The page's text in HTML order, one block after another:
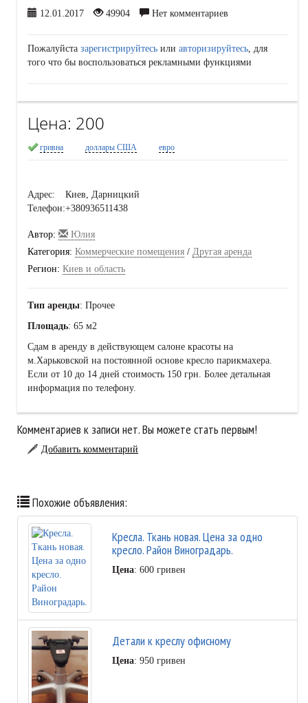
12.01.2017 49904 Нет комментариев
Пожалуйста зарегистрируйтесь или авторизируйтесь, для
того что бы воспользоваться рекламными функциями
Цена: 200
гривна доллары США евро
Адрес:
Киев, Дарницкий
Телефон:+380936511438
Автор:
Юлия
Категория: Коммерческие помещения / Другая аренда
Регион: Киев и область
Тип аренды: Прочее
Площадь: 65 м2
Сдам в аренду в действующем салоне красоты на
м.Харьковской на постоянной основе кресло парикмахера.
Если от 10 до 14 дней стоимость 150 грн. Более детальная
информация по телефону.
Комментариев к записи нет. Вы можете стать первым!
Добавить комментарий
Похожие объявления:
Кресла. Ткань новая. Цена за одно
кресло. Район Виноградарь.
Цена: 600 гривен
Детали к креслу офисному
Цена: 950 гривен